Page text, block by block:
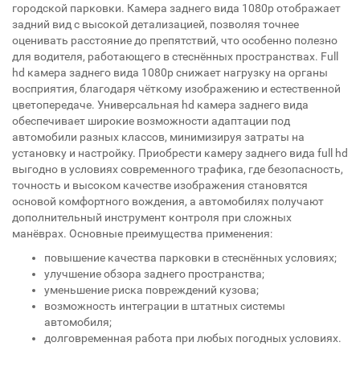
городской парковки. Камера заднего вида 1080р отображает
задний вид с высокой детализацией, позволяя точнее
оценивать расстояние до препятствий, что особенно полезно
для водителя, работающего в стеснённых пространствах. Full
hd камера заднего вида 1080p снижает нагрузку на органы
восприятия, благодаря чёткому изображению и естественной
цветопередаче. Универсальная hd камера заднего вида
обеспечивает широкие возможности адаптации под
автомобили разных классов, минимизируя затраты на
установку и настройку. Приобрести камеру заднего вида full hd
выгодно в условиях современного трафика, где безопасность,
точность и высоком качестве изображения становятся
основой комфортного вождения, а автомобилях получают
дополнительный инструмент контроля при сложных
манёврах. Основные преимущества применения:
повышение качества парковки в стеснённых условиях;
улучшение обзора заднего пространства;
уменьшение риска повреждений кузова;
возможность интеграции в штатных системы
автомобиля;
долговременная работа при любых погодных условиях.